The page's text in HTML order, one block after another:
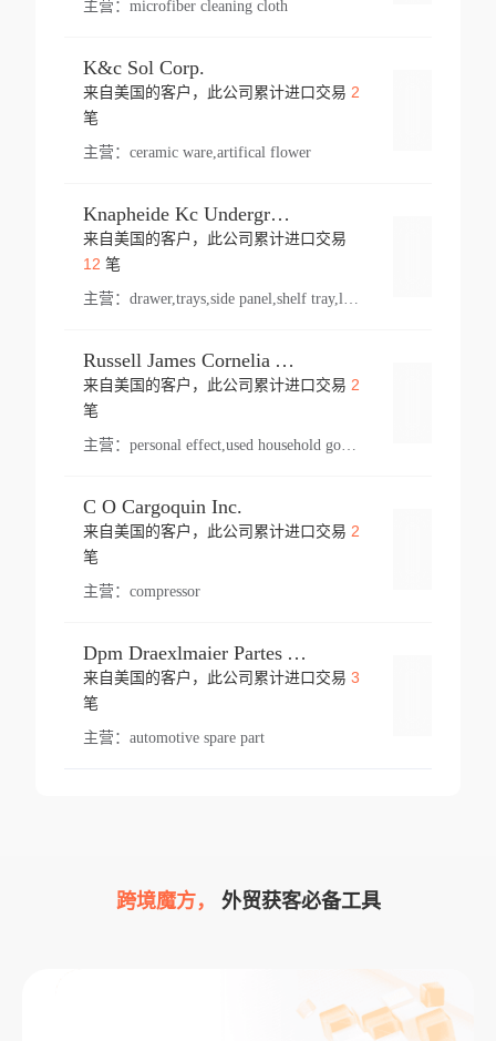
主营： microfiber cleaning cloth
K&c Sol Corp.
来自美国的客户，此公司累计进口交易 2
笔
主营： ceramic ware,artifical flower
Knapheide Kc Underground
来自美国的客户，此公司累计进口交易
12 笔
主营：
Russell James Cornelia Arlington Va
来自美国的客户，此公司累计进口交易 2
笔
主营： personal effect,used household goods
C O Cargoquin Inc.
来自美国的客户，此公司累计进口交易 2
笔
主营： compressor
Dpm Draexlmaier Partes Automotrices Corr Ind Huejotzingo
来自美国的客户，此公司累计进口交易 3
笔
主营： automotive spare part
跨境魔方， 外贸获客必备工具